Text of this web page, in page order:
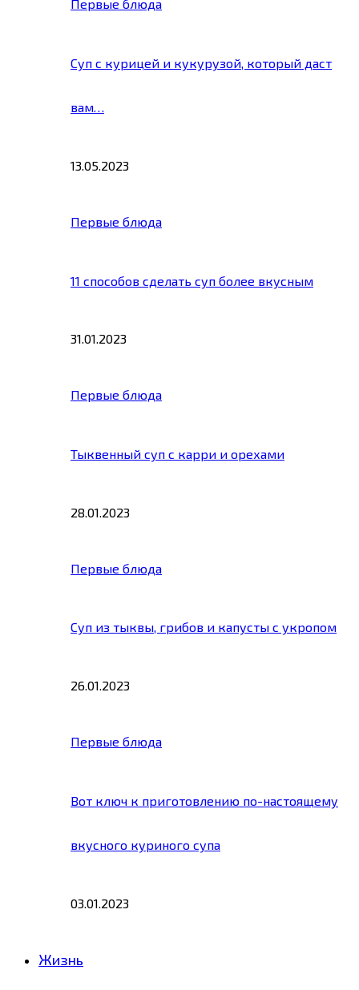
Первые блюда
Суп с курицей и кукурузой, который даст
вам…
13.05.2023
Первые блюда
11 способов сделать суп более вкусным
31.01.2023
Первые блюда
Тыквенный суп с карри и орехами
28.01.2023
Первые блюда
Суп из тыквы, грибов и капусты с укропом
26.01.2023
Первые блюда
Вот ключ к приготовлению по-настоящему
вкусного куриного супа
03.01.2023
Жизнь